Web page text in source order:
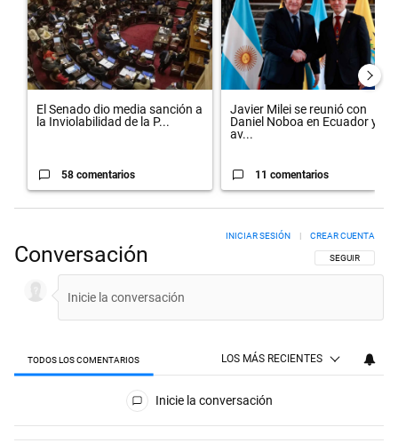
El Senado dio media sanción a
la Inviolabilidad de la P...
58 comentarios
Javier Milei se reunió con
Daniel Noboa en Ecuador y
av...
11 comentarios
Conversación SIGA ESTA
SEGUIR
INICIAR SESIÓN CREAR CUENTA
TODOS LOS COMENTARIOS LOS MÁS RECIENTES
Todos los comentarios
Inicie la conversación